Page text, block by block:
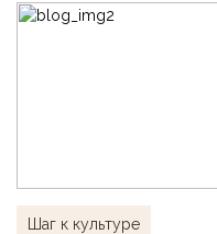
Шаг к культуре